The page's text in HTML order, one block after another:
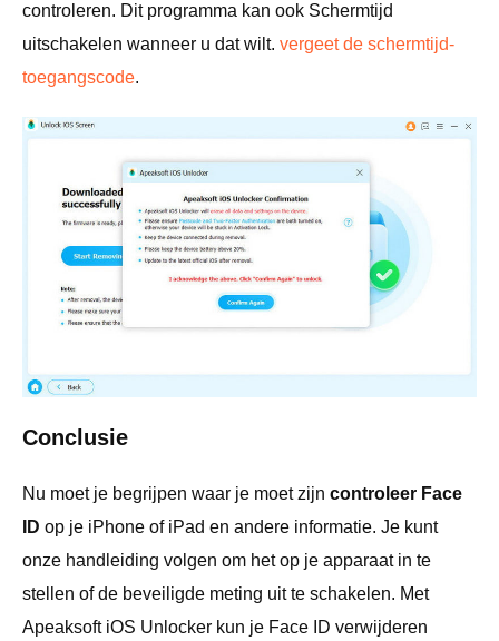
controleren. Dit programma kan ook Schermtijd
uitschakelen wanneer u dat wilt. vergeet de schermtijd-
toegangscode.
Conclusie
Nu moet je begrijpen waar je moet zijn controleer Face
ID op je iPhone of iPad en andere informatie. Je kunt
onze handleiding volgen om het op je apparaat in te
stellen of de beveiligde meting uit te schakelen. Met
Apeaksoft iOS Unlocker kun je Face ID verwijderen